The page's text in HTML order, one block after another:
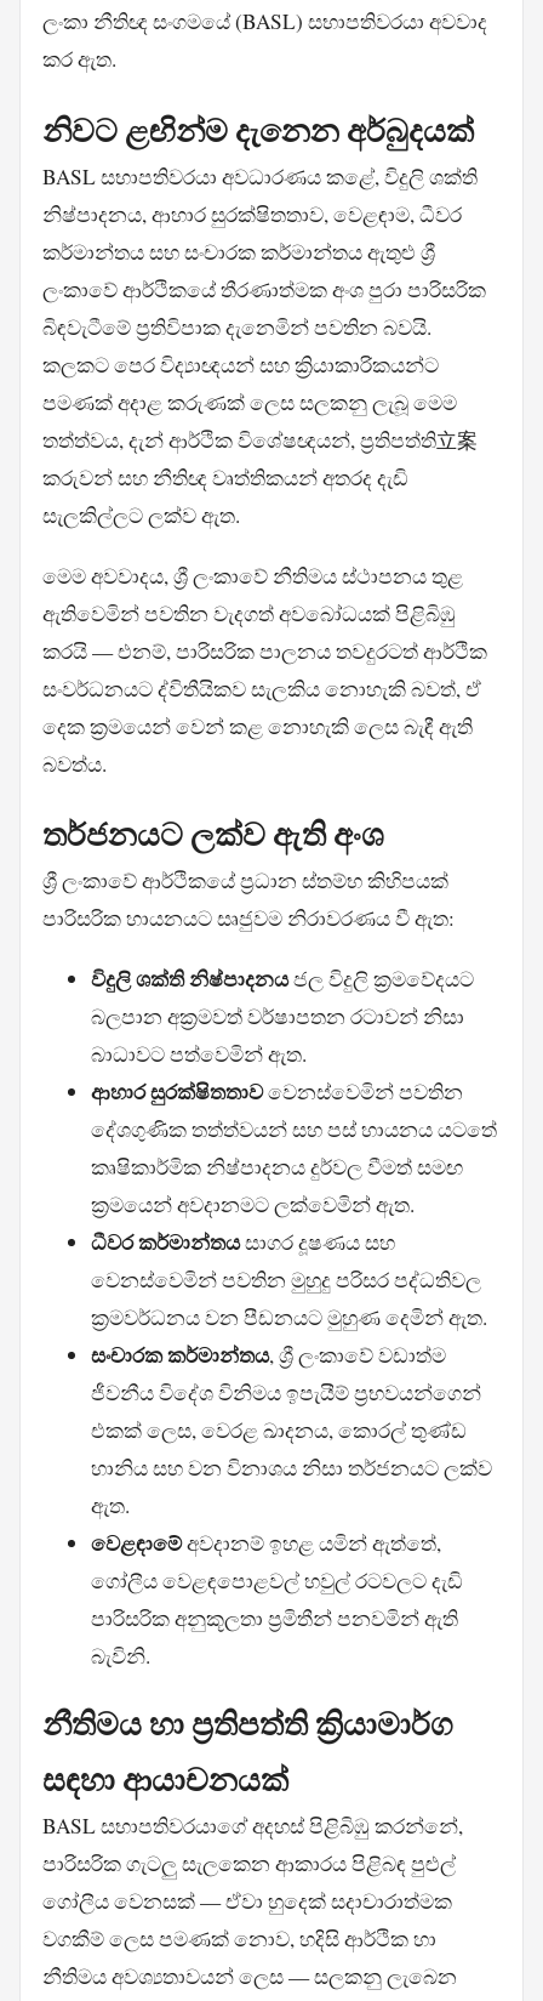
ලංකා නීතිඥ සංගමයේ (BASL) සභාපතිවරයා අවවාද
කර ඇත.
නිවට ළඟින්ම දැනෙන අර්බුදයක්
BASL සභාපතිවරයා අවධාරණය කළේ, විදුලි ශක්ති
නිෂ්පාදනය, ආහාර සුරක්ෂිතතාව, වෙළඳාම, ධීවර
කර්මාන්තය සහ සංචාරක කර්මාන්තය ඇතුළු ශ්‍රී
ලංකාවේ ආර්ථිකයේ තීරණාත්මක අංශ පුරා පාරිසරික
බිඳවැටීමේ ප්‍රතිවිපාක දැනෙමින් පවතින බවයි.
කලකට පෙර විද්‍යාඥයන් සහ ක්‍රියාකාරිකයන්ට
පමණක් අදාළ කරුණක් ලෙස සලකනු ලැබූ මෙම
තත්ත්වය, දැන් ආර්ථික විශේෂඥයන්, ප්‍රතිපත්ති立案
කරුවන් සහ නීතිඥ වෘත්තිකයන් අතරද දැඩි
සැලකිල්ලට ලක්ව ඇත.
මෙම අවවාදය, ශ්‍රී ලංකාවේ නීතිමය ස්ථාපනය තුළ
ඇතිවෙමින් පවතින වැදගත් අවබෝධයක් පිළිබිඹු
කරයි — එනම්, පාරිසරික පාලනය තවදුරටත් ආර්ථික
සංවර්ධනයට ද්විතීයිකව සැලකිය නොහැකි බවත්, ඒ
දෙක ක්‍රමයෙන් වෙන් කළ නොහැකි ලෙස බැඳී ඇති
බවත්ය.
තර්ජනයට ලක්ව ඇති අංශ
ශ්‍රී ලංකාවේ ආර්ථිකයේ ප්‍රධාන ස්තම්භ කිහිපයක්
පාරිසරික හායනයට සෘජුවම නිරාවරණය වී ඇත:
විදුලි ශක්ති නිෂ්පාදනයජල විදුලි ක්‍රමවේදයට
බලපාන අක්‍රමවත් වර්ෂාපතන රටාවන් නිසා
බාධාවට පත්වෙමින් ඇත.
ආහාර සුරක්ෂිතතාවවෙනස්වෙමින් පවතින
දේශගුණික තත්ත්වයන් සහ පස් හායනය යටතේ
කෘෂිකාර්මික නිෂ්පාදනය දුර්වල වීමත් සමඟ
ක්‍රමයෙන් අවදානමට ලක්වෙමින් ඇත.
ධීවර කර්මාන්තයසාගර දූෂණය සහ
වෙනස්වෙමින් පවතින මුහුදු පරිසර පද්ධතිවල
ක්‍රමවර්ධනය වන පීඩනයට මුහුණ දෙමින් ඇත.
සංචාරක කර්මාන්තය, ශ්‍රී ලංකාවේ වඩාත්ම
ජීවනීය විදේශ විනිමය ඉපැයීම් ප්‍රභවයන්ගෙන්
එකක් ලෙස, වෙරළ ඛාදනය, කොරල් තුණ්ඩ
හානිය සහ වන විනාශය නිසා තර්ජනයට ලක්ව
ඇත.
වෙළඳාමේඅවදානම් ඉහළ යමින් ඇත්තේ,
ගෝලීය වෙළඳපොළවල් හවුල් රටවලට දැඩි
පාරිසරික අනුකූලතා ප්‍රමිතීන් පනවමින් ඇති
බැවිනි.
නීතිමය හා ප්‍රතිපත්ති ක්‍රියාමාර්ග
සඳහා ආයාචනයක්
BASL සභාපතිවරයාගේ අදහස් පිළිබිඹු කරන්නේ,
පාරිසරික ගැටලු සැලකෙන ආකාරය පිළිබඳ පුළුල්
ගෝලීය වෙනසක් — ඒවා හුදෙක් සදාචාරාත්මක
වගකීම් ලෙස පමණක් නොව, හදිසි ආර්ථික හා
නීතිමය අවශ්‍යතාවයන් ලෙස — සලකනු ලැබෙන